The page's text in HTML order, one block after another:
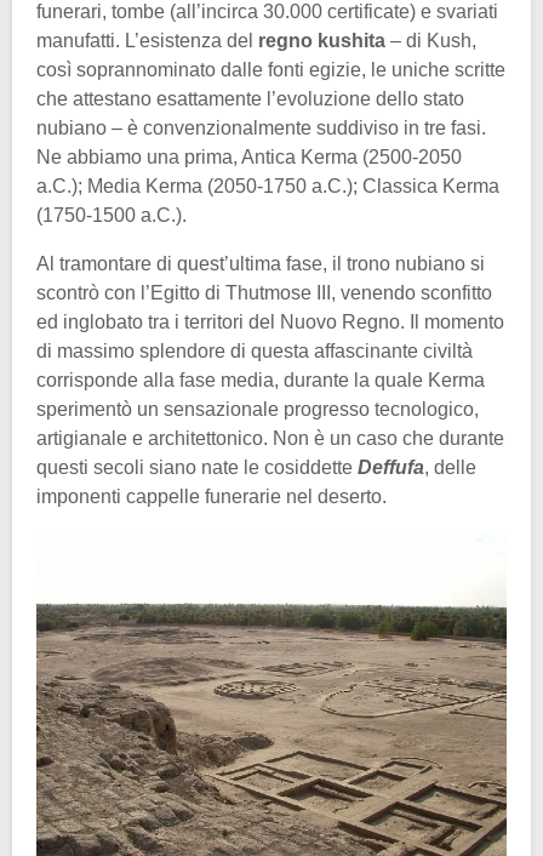
funerari, tombe (all’incirca 30.000 certificate) e svariati
manufatti. L’esistenza del regno kushita – di Kush,
così soprannominato dalle fonti egizie, le uniche scritte
che attestano esattamente l’evoluzione dello stato
nubiano – è convenzionalmente suddiviso in tre fasi.
Ne abbiamo una prima, Antica Kerma (2500-2050
a.C.); Media Kerma (2050-1750 a.C.); Classica Kerma
(1750-1500 a.C.).
Al tramontare di quest’ultima fase, il trono nubiano si
scontrò con l’Egitto di Thutmose III, venendo sconfitto
ed inglobato tra i territori del Nuovo Regno. Il momento
di massimo splendore di questa affascinante civiltà
corrisponde alla fase media, durante la quale Kerma
sperimentò un sensazionale progresso tecnologico,
artigianale e architettonico. Non è un caso che durante
questi secoli siano nate le cosiddette Deffufa, delle
imponenti cappelle funerarie nel deserto.